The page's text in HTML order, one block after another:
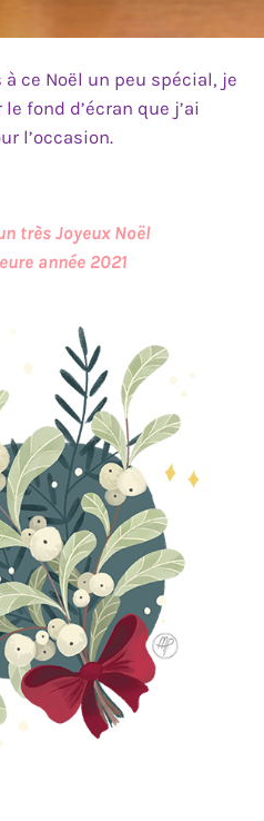
ce Noël un peu spécial, je
fond d’écran que j’ai
l’occasion.
très Joyeux Noël
année 2021